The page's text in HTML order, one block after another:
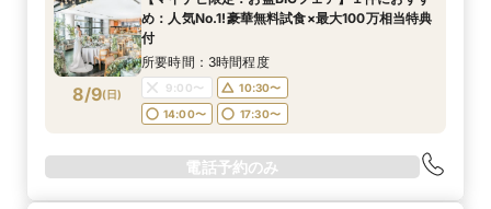
8/9(日)
め：人気No.1!豪華無料試食×最大100万相当特典
付
所要時間：3時間程度
9:00〜
10:30〜
14:00〜
17:30〜
電話予約のみ